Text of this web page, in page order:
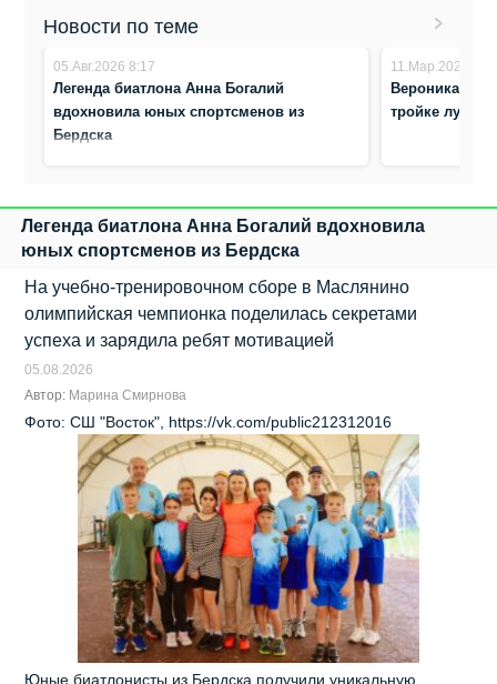
Новости по теме
05.Авг.2026 8:17
Легенда биатлона Анна Богалий
вдохновила юных спортсменов из
Бердска
11.Мар.2026
Вероника
тройке
Легенда биатлона Анна Богалий вдохновила
юных спортсменов из Бердска
На учебно‑тренировочном сборе в Маслянино
олимпийская чемпионка поделилась секретами
успеха и зарядила ребят мотивацией
05.08.2026
Автор: Марина Смирнова
Фото: СШ "Восток", https://vk.com/public212312016
Юные биатлонисты из Бердска получили уникальную